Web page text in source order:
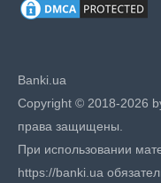
Banki.ua
Copyright © 2018-2026
права защищены.
При использовании
https://banki.ua